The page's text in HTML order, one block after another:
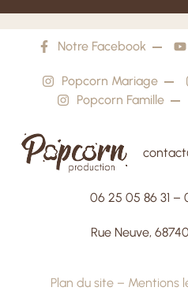
Notre Facebook
Popcorn Mariage
Popcorn Famille
06 25 05 86 31 –
Rue Neuve,
Plan du site – Mentions